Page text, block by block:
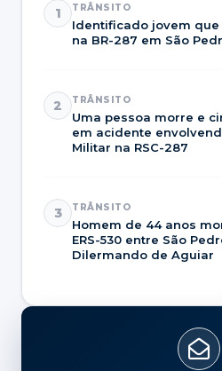
1 TRÂNSITO
Identificado jovem
na BR-287 em São
2 TRÂNSITO
Uma pessoa morre e
em acidente
Militar na RSC-287
3 TRÂNSITO
Homem de 44 anos
ERS-530 entre São
Dilermando de Aguiar